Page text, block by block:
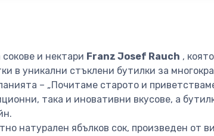
и нектари Franz Josef Rauch ,
в уникални стъклени бутилки за
– „Почитаме старото и
така и иновативни вкусове, а
натурален ябълков сок, произведен от